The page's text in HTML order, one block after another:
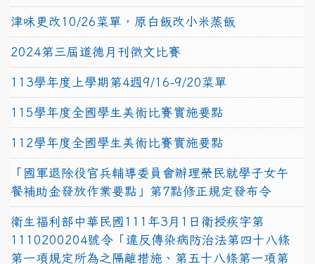
津味更改10/26菜單，原白飯改小米蒸飯
2024第三屆道德月刊徵文比賽
113學年度上學期第4週9/16-9/20菜單
115學年度全國學生美術比賽實施要點
112學年度全國學生美術比賽實施要點
「國軍退除役官兵輔導委員會辦理榮民就學子女午
餐補助金發放作業要點」第7點修正規定發布令
衛生福利部中華民國111年3月1日衛授疾字第
1110200204號令「違反傳染病防治法第四十八條
第一項規定所為之隔離措施、第五十八條第一項第